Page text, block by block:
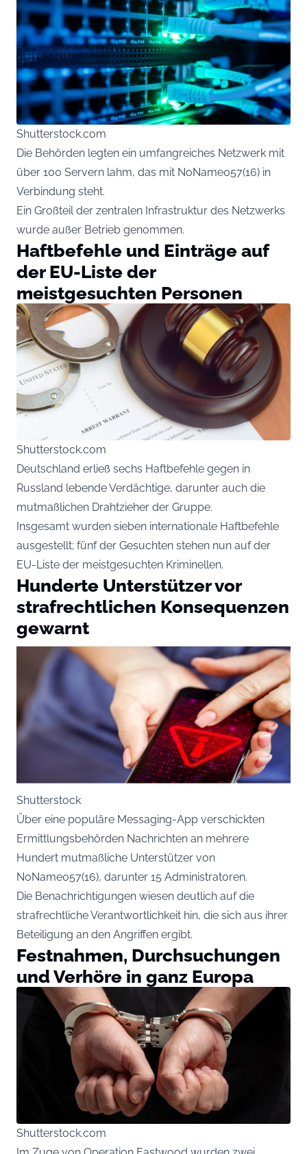
Shutterstock.com
Die Behörden legten ein umfangreiches Netzwerk mit
über 100 Servern lahm, das mit NoName057(16) in
Verbindung steht.
Ein Großteil der zentralen Infrastruktur des Netzwerks
wurde außer Betrieb genommen.
Haftbefehle und Einträge auf
der EU-Liste der
meistgesuchten Personen
Shutterstock.com
Deutschland erließ sechs Haftbefehle gegen in
Russland lebende Verdächtige, darunter auch die
mutmaßlichen Drahtzieher der Gruppe.
Insgesamt wurden sieben internationale Haftbefehle
ausgestellt; fünf der Gesuchten stehen nun auf der
EU-Liste der meistgesuchten Kriminellen.
Hunderte Unterstützer vor
strafrechtlichen Konsequenzen
gewarnt
Shutterstock
Über eine populäre Messaging-App verschickten
Ermittlungsbehörden Nachrichten an mehrere
Hundert mutmaßliche Unterstützer von
NoName057(16), darunter 15 Administratoren.
Die Benachrichtigungen wiesen deutlich auf die
strafrechtliche Verantwortlichkeit hin, die sich aus ihrer
Beteiligung an den Angriffen ergibt.
Festnahmen, Durchsuchungen
und Verhöre in ganz Europa
Shutterstock.com